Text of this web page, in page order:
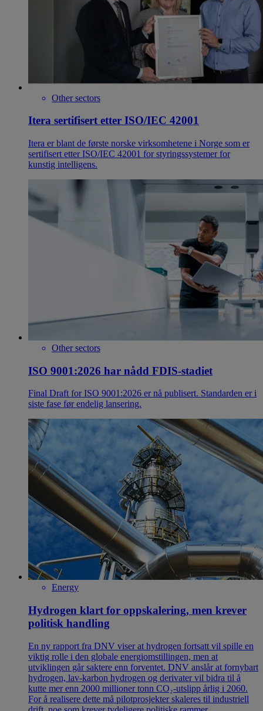
Other sectors
Itera sertifisert etter ISO/IEC 42001
Itera er blant de første norske virksomhetene i Norge som er
sertifisert etter ISO/IEC 42001 for styringssystemer for
kunstig intelligens.
Other sectors
ISO 9001:2026 har nådd FDIS-stadiet
Final Draft for ISO 9001:2026 er nå publisert. Standarden er i
siste fase før endelig lansering.
Energy
Hydrogen klart for oppskalering, men krever
politisk handling
En ny rapport fra DNV viser at hydrogen fortsatt vil spille en
viktig rolle i den globale energiomstillingen, men at
utviklingen går saktere enn forventet. DNV anslår at fornybart
hydrogen, lav-karbon hydrogen og derivater vil bidra til å
kutte mer enn 2000 millioner tonn CO₂-utslipp årlig i 2060.
For å realisere dette må pilotprosjekter skaleres til industriell